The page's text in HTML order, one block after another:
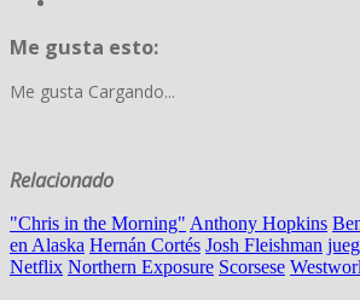
Me gusta esto:
Me gusta Cargando...
Relacionado
"Chris in the Morning" Anthony Hopkins
en Alaska Hernán Cortés Josh Fleishman
Netflix Northern Exposure Scorsese